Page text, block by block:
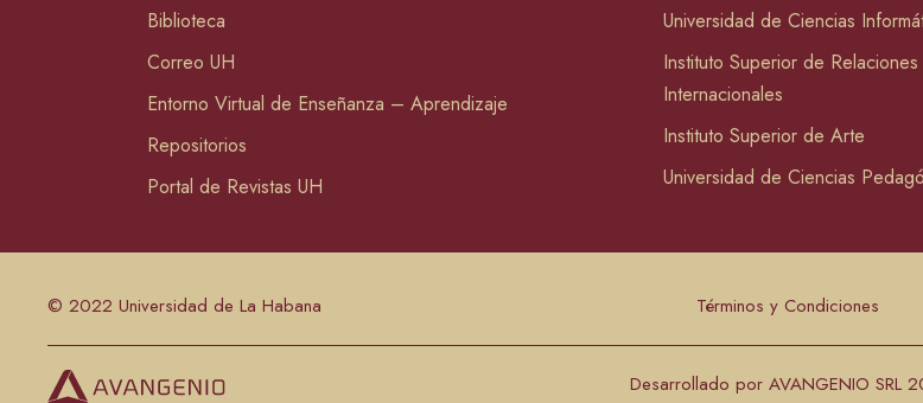
Biblioteca
Correo UH
Entorno Virtual de Enseñanza – Aprendizaje
Repositorios
Portal de Revistas UH
Universidad de Ciencias
Instituto Superior de Relaciones
Internacionales
Instituto Superior de Arte
Universidad de Ciencias
© 2022 Universidad de La Habana Términos y Condiciones
Desarrollado por AVANGENIO SRL